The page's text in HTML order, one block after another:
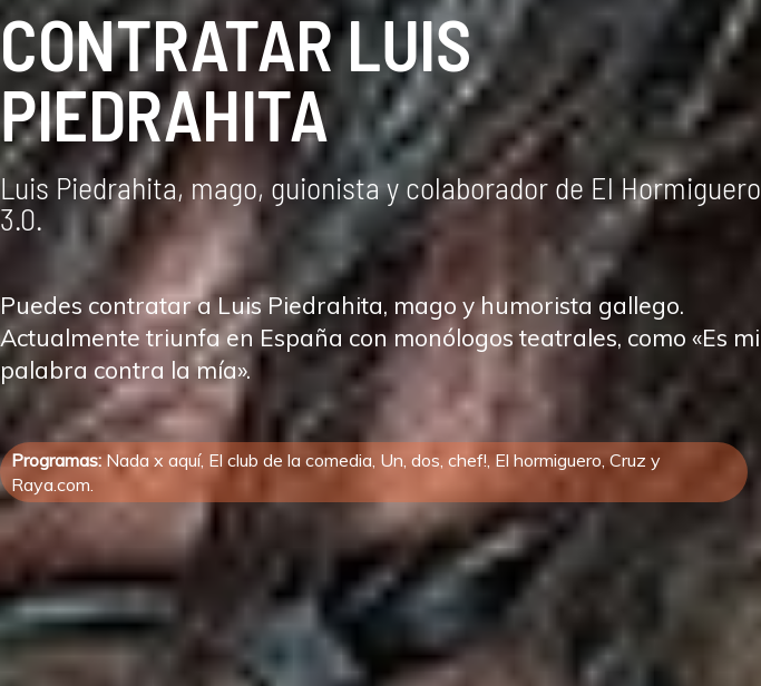
CONTRATAR LUIS
PIEDRAHITA
Luis Piedrahita, mago, guionista y colaborador de El Hormiguero
3.0.
Puedes contratar a Luis Piedrahita, mago y humorista gallego.
Actualmente triunfa en España con monólogos teatrales, como «Es mi
palabra contra la mía».
Programas:Nada x aquí, El club de la comedia, Un, dos, chef!, El hormiguero, Cruz y
Raya.com.